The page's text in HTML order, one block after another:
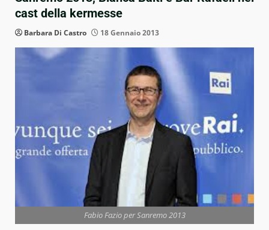
cast della kermesse
Barbara Di Castro 18 Gennaio 2013
Fabio Fazio per Sanremo 2013